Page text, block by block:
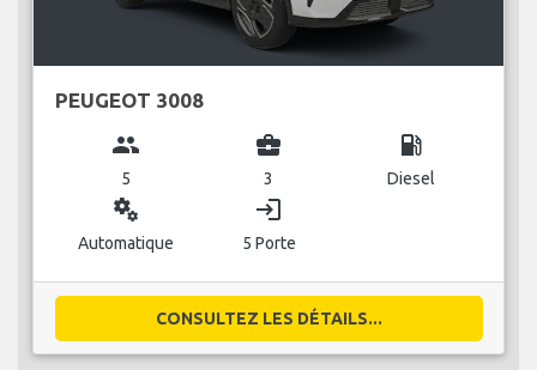
PEUGEOT 3008
group
5
business_center
3
local_gas_station
Diesel
miscellaneous_services
Automatique
login
5 Porte
CONSULTEZ LES DÉTAILS...